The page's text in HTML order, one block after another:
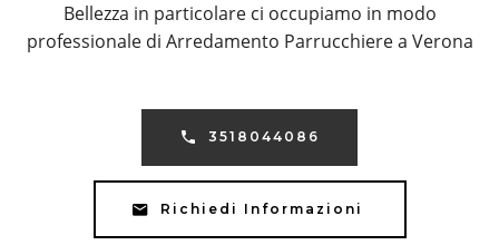
Bellezza in particolare ci occupiamo in modo
professionale di Arredamento Parrucchiere a Verona
3518044086
Richiedi Informazioni